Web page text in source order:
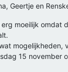
Geertje en
moeilijk omdat
mogelijkheden,
15 november